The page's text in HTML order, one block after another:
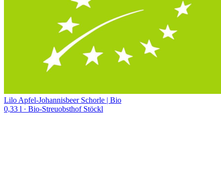
Lilo Apfel-Johannisbeer Schorle | Bio
0,33 l · Bio-Streuobsthof Stöckl